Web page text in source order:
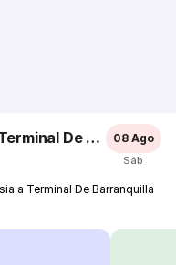
De Barranquilla 08 Ago
Sáb
a Terminal De Barranquilla